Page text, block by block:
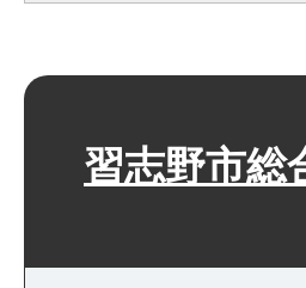
習志野市総